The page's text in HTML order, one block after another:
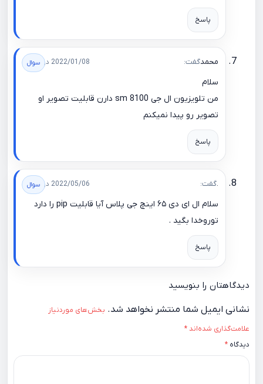
پاسخ
محمدگفت: 2022/01/08 در 12:13
سلام
من تلویزیون ال جی sm 8100 دارن قابلیت تصویر او
تصویر رو پیدا نمیکنم
پاسخ
.گفت: 2022/05/06 در 11:20
سلام ال ای دی ۶۵ اینچ جی پلاس آیا قابلیت pip را دارد
توروخدا بگید .
پاسخ
دیدگاهتان را بنویسید
نشانی ایمیل شما منتشر نخواهد شد. بخش‌های موردنیاز
علامت‌گذاری شده‌اند*
دیدگاه *